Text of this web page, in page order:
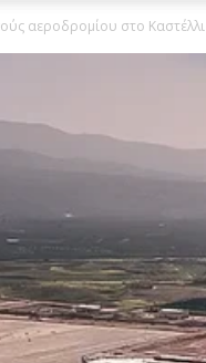
αεροδρομίου στο Καστέλλι